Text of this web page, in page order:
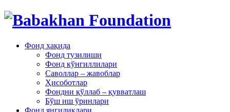
Фонд ҳақида
Фонд тузилиши
Фонд кўнгиллилари
Саволлар – жавоблар
Ҳисоботлар
Фондни қўллаб – қувватлаш
Бўш иш ўринлари
Фонд янгиликлари